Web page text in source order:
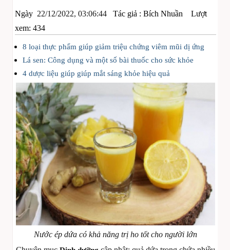
Ngày 22/12/2022, 03:06:44 Tác giả : Bích Nhuần Lượt
xem: 434
8 loại thực phẩm giúp giảm triệu chứng viêm mũi dị ứng
Lá sen: Công dụng và một số bài thuốc cho sức khỏe
4 dược liệu giúp giúp mắt sáng khỏe hiệu quả
Nước ép dứa có khả năng trị ho tốt cho người lớn